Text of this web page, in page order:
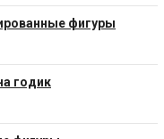
фигуры
годик